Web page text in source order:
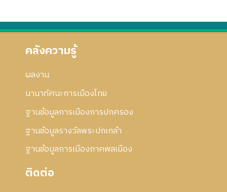
คลังความรู้
ผลงาน
นานาทัศนะการเมืองไทย
ฐานข้อมูลการเมืองการปกครอง
ฐานข้อมูลรางวัลพระปกเกล้า
ฐานข้อมูลการเมืองภาคพลเมือง
ติดต่อ